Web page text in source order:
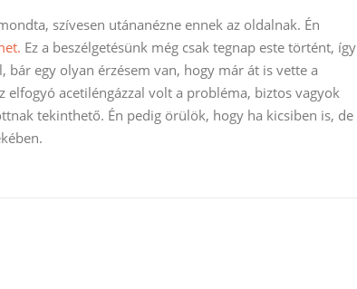
szívesen utánanézne ennek az oldalnak. Én
Ez a beszélgetésünk még csak tegnap este történt, így
egy olyan érzésem van, hogy már át is vette a
acetiléngázzal volt a probléma, biztos vagyok
tekinthető. Én pedig örülök, hogy ha kicsiben is, de